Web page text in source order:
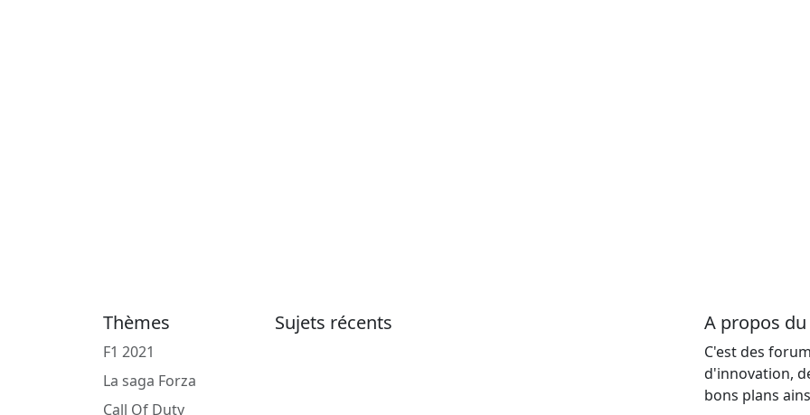
Thèmes
F1 2021
La saga Forza
Call Of Duty
Sujets récents A propos
C'est des
d'innovation,
bons plans